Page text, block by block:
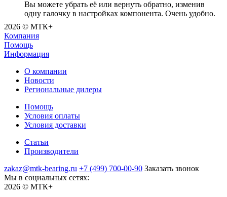
Вы можете убрать её или вернуть обратно, изменив
одну галочку в настройках компонента. Очень удобно.
2026 © МТК+
Компания
Помощь
Информация
О компании
Новости
Региональные дилеры
Помощь
Условия оплаты
Условия доставки
Статьи
Производители
zakaz@mtk-bearing.ru +7 (499) 700-00-90 Заказать звонок
Мы в социальных сетях:
2026 © МТК+